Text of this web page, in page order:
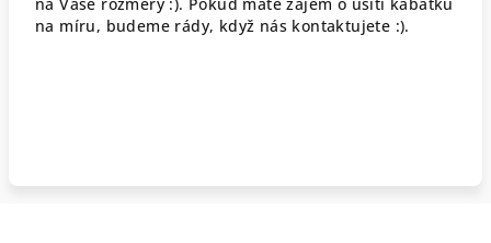
na míru, budeme rády, když nás kontaktujete :).